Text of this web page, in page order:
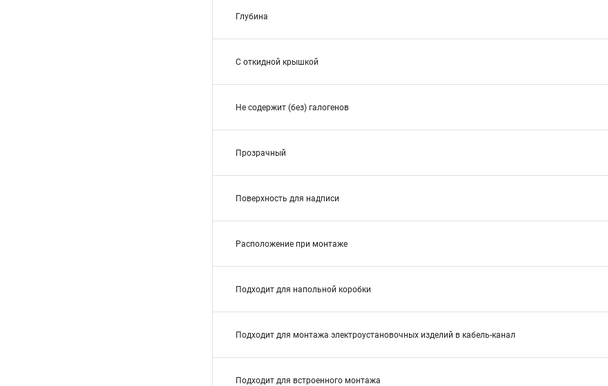
Глубина
С откидной крышкой
Не содержит (без) галогенов
Прозрачный
Поверхность для надписи
Расположение при монтаже
Подходит для напольной коробки
Подходит для монтажа электроустановочных изделий в кабель-канал
Подходит для встроенного монтажа